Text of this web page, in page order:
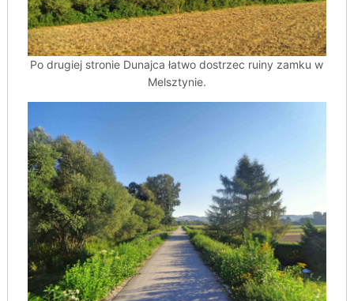
Po drugiej stronie Dunajca łatwo dostrzec ruiny zamku w
Melsztynie.